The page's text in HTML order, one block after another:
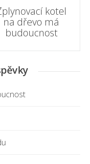
kotel
na dřevo má
budoucnost